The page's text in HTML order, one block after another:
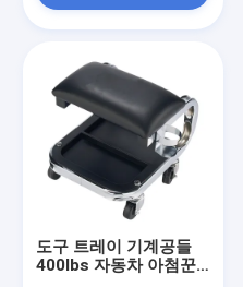
도구 트레이 기계공들
400lbs 자동차 아첨꾼